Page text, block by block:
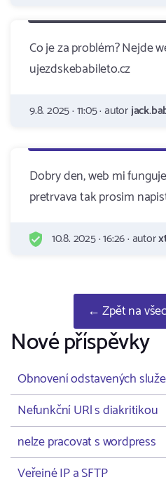
Co je za problém? Nejde
ujezdskebabileto.cz
9.8. 2025 · 11:05 · autor
Dobry den, web mi
pretrvava tak prosim
10.8. 2025 · 16:26 · autor
← Zpět na
Nové příspěvky
Obnovení odstavených
Nefunkční URl s diakritikou
nelze pracovat s wordpress